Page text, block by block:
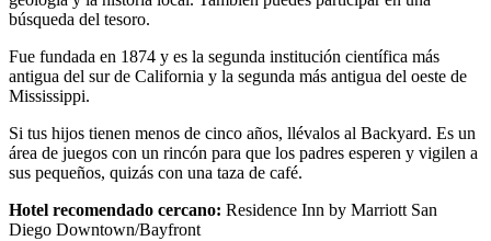
búsqueda del tesoro.
Fue fundada en 1874 y es la segunda institución científica más
antigua del sur de California y la segunda más antigua del oeste de
Mississippi.
Si tus hijos tienen menos de cinco años, llévalos al Backyard. Es un
área de juegos con un rincón para que los padres esperen y vigilen a
sus pequeños, quizás con una taza de café.
Hotel recomendado cercano: Residence Inn by Marriott San
Diego Downtown/Bayfront